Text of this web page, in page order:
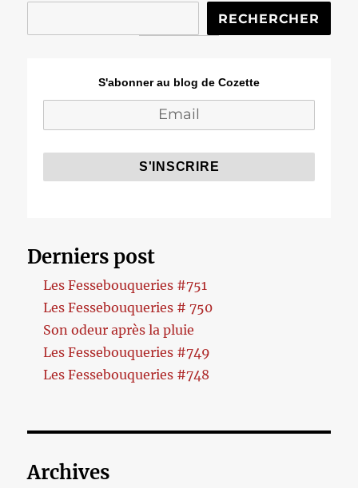
RECHERCHER
S'abonner au blog de Cozette
Derniers post
Les Fessebouqueries #751
Les Fessebouqueries # 750
Son odeur après la pluie
Les Fessebouqueries #749
Les Fessebouqueries #748
Archives